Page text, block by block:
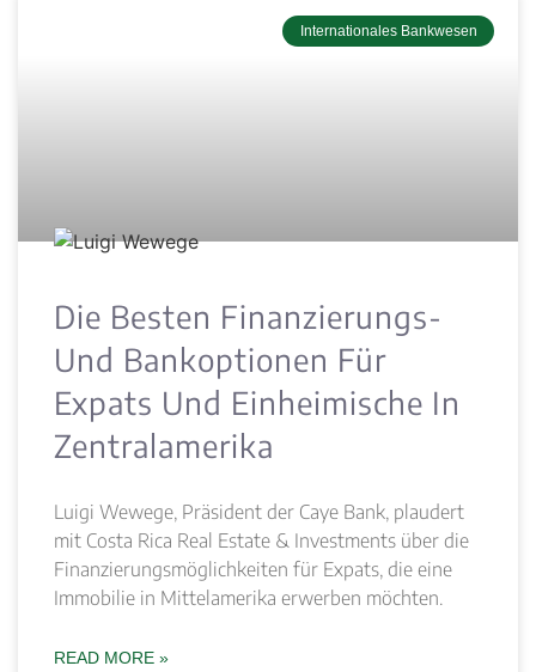
Internationales Bankwesen
Die Besten Finanzierungs-
Und Bankoptionen Für
Expats Und Einheimische In
Zentralamerika
Luigi Wewege, Präsident der Caye Bank, plaudert
mit Costa Rica Real Estate & Investments über die
Finanzierungsmöglichkeiten für Expats, die eine
Immobilie in Mittelamerika erwerben möchten.
READ MORE »